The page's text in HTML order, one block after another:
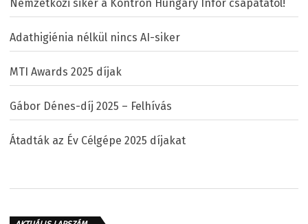
Nemzetközi siker a Kontron Hungary Infor csapatától!
Adathigiénia nélkül nincs AI-siker
MTI Awards 2025 díjak
Gábor Dénes-díj 2025 – Felhívás
Átadták az Év Célgépe 2025 díjakat